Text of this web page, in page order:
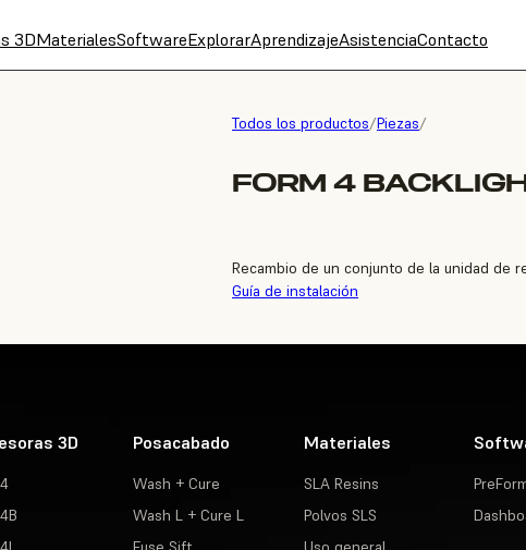
3DMaterialesSoftwareExplorarAprendizajeAsistenciaContacto
Todos los productos/Piezas/
FORM 4
Recambio de un conjunto de la unidad de
Guía de instalación
3D Posacabado
Wash + Cure
Wash L + Cure L
Materiales
SLA Resins
Polvos SLS